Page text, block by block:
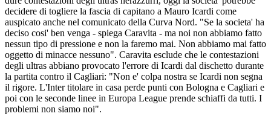
decidere di togliere la fascia di capitano a Mauro Icardi come
auspicato anche nel comunicato della Curva Nord. "Se la societa' ha
deciso cosi' ben venga - spiega Caravita - ma noi non abbiamo fatto
nessun tipo di pressione e non la faremo mai. Non abbiamo mai fatto
oggetto di minacce nessuno". Caravita esclude che le contestazioni
degli ultras abbiano provocato l'errore di Icardi dal dischetto durante
la partita contro il Cagliari: "Non e' colpa nostra se Icardi non segna
il rigore. L'Inter titolare in casa perde punti con Bologna e Cagliari e
poi con le seconde linee in Europa League prende schiaffi da tutti. I
problemi non siamo noi".